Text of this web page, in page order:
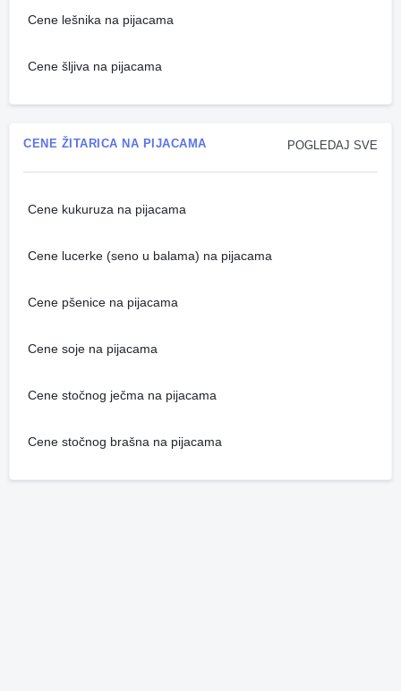
Cene lešnika na pijacama
Cene šljiva na pijacama
POGLEDAJ SVE
CENE ŽITARICA NA PIJACAMA
Cene kukuruza na pijacama
Cene lucerke (seno u balama) na pijacama
Cene pšenice na pijacama
Cene soje na pijacama
Cene stočnog ječma na pijacama
Cene stočnog brašna na pijacama